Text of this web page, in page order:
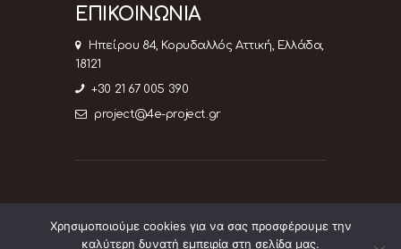
ΕΠΙΚΟΙΝΩΝΙΑ
Ηπείρου 84, Κορυδαλλός Αττική, Ελλάδα,
18121
+30 21 67 005 390
project@4e-project.gr
4e-project © 2026. All rights reserved.Web
Χρησιμοποιούμε cookies για να σας προσφέρουμε την
καλύτερη δυνατή εμπειρία στη σελίδα μας.